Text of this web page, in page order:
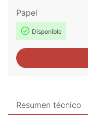
Papel
Disponible
Resumen técnico